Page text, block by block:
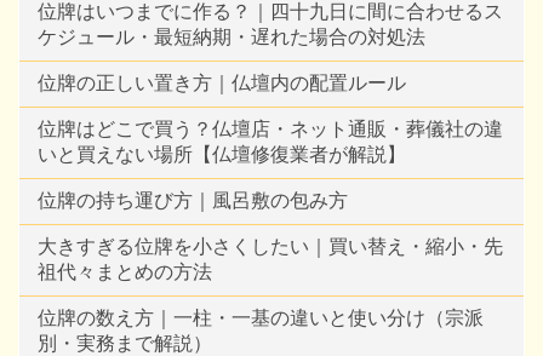
位牌はいつまでに作る？｜四十九日に間に合わせるス
ケジュール・最短納期・遅れた場合の対処法
位牌の正しい置き方｜仏壇内の配置ルール
位牌はどこで買う？仏壇店・ネット通販・葬儀社の違
いと買えない場所【仏壇修復業者が解説】
位牌の持ち運び方｜風呂敷の包み方
大きすぎる位牌を小さくしたい｜買い替え・縮小・先
祖代々まとめの方法
位牌の数え方｜一柱・一基の違いと使い分け（宗派
別・実務まで解説）